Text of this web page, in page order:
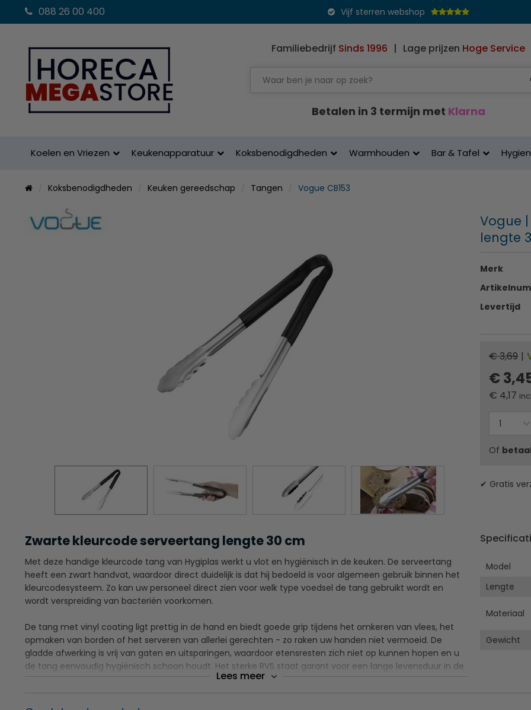
088 26 00 400 Vijf sterren webshop
Familiebedrijf Sinds 1996 | Lage prijzen Hoge Service
Betalen in 3 termijn met Klarna
Koelen en Vriezen Keukenapparatuur Koksbenodigdheden Warmhouden Bar & Tafel
Koksbenodigdheden Keuken gereedschap Tangen Vogue CB153
Vogue
lengte
Merk
Levertijd
€ 3,69 |
€
€ 4,17
Of
✔ Gratis
Zwarte kleurcode serveertang lengte 30 cm
Met deze handige kleurcode tang van Hygiplas werkt u vlot en hygiënisch in de keuken. De serveertang
heeft een zwart handvat, waardoor direct duidelijk is dat hij bedoeld is voor algemeen gebruik binnen het
kleurcodesysteem. Zo kan uw personeel direct zien voor welk type voedsel de tang gebruikt wordt en
wordt verspreiding van bacteriën voorkomen.
De tang met vinyl coating ligt prettig in de hand en biedt goede grip tijdens het omkeren van vlees, het
opmaken van borden of het serveren van allerlei gerechten - zo raken uw handen niet vermoeid. De
gladde afwerking is vrij van gaten en uitsparingen, waardoor etensresten zich niet op kunnen hopen en u
de tang eenvoudig hygiënisch schoon houdt. Het sterke RVS staat garant voor een lange levensduur in de
Lees meer
Model
Lengte
Materiaal
Gewicht